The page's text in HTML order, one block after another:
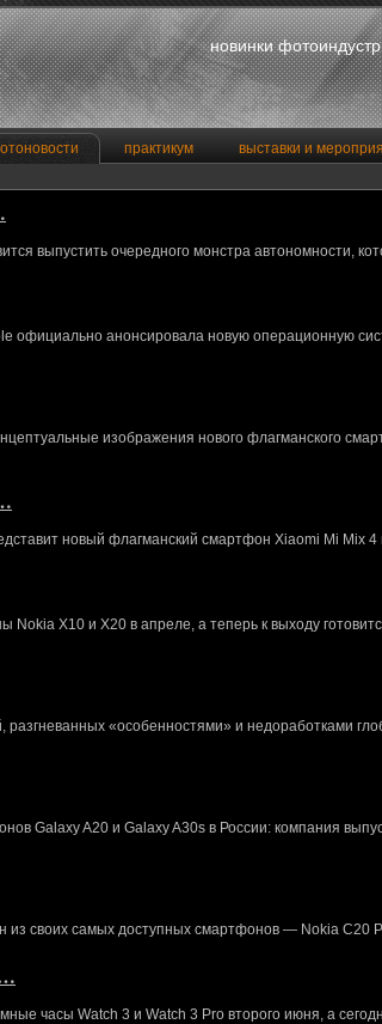
новинки
практикум выставки и
выпустить очередного монстра автономности,
официально анонсировала новую операционную
изображения нового флагманского
новый флагманский смартфон Xiaomi Mi Mix 4
X10 и X20 в апреле, а теперь к выходу
разгневанных «особенностями» и недоработками
Galaxy A20 и Galaxy A30s в России: компания
из своих самых доступных смартфонов — Nokia C20
часы Watch 3 и Watch 3 Pro второго июня, а